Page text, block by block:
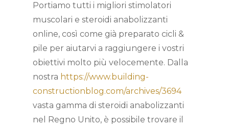
Portiamo tutti i migliori stimolatori
muscolari e steroidi anabolizzanti
online, così come già preparato cicli &
pile per aiutarvi a raggiungere i vostri
obiettivi molto più velocemente. Dalla
nostra https://www.building-
constructionblog.com/archives/3694
vasta gamma di steroidi anabolizzanti
nel Regno Unito, è possibile trovare il